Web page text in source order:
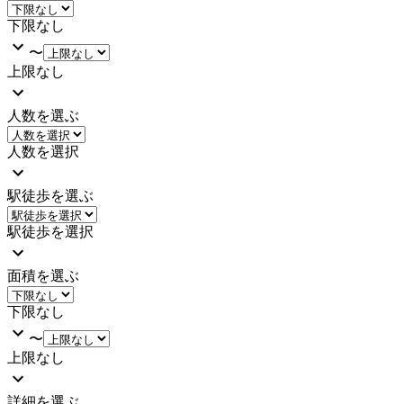
下限なし
〜
上限なし
人数を選ぶ
人数を選択
駅徒歩を選ぶ
駅徒歩を選択
面積を選ぶ
下限なし
〜
上限なし